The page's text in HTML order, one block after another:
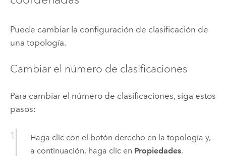
Puede cambiar la configuración de clasificación de
una topología.
Cambiar el número de clasificaciones
Para cambiar el número de clasificaciones, siga estos
pasos:
Haga clic con el botón derecho en la topología y,
a continuación, haga clic en Propiedades.